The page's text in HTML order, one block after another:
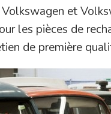
et
les pièces de
de première